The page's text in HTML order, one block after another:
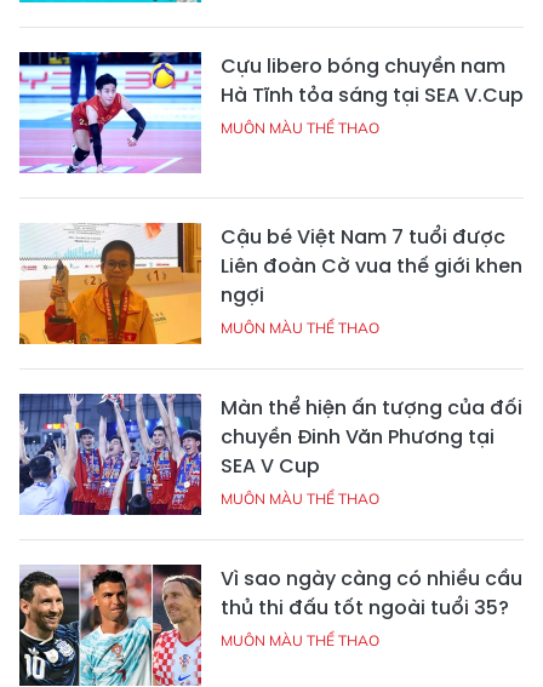
Cựu libero bóng chuyền nam
Hà Tĩnh tỏa sáng tại SEA V.Cup
MUÔN MÀU THỂ THAO
Cậu bé Việt Nam 7 tuổi được
Liên đoàn Cờ vua thế giới khen
ngợi
MUÔN MÀU THỂ THAO
Màn thể hiện ấn tượng của đối
chuyền Đinh Văn Phương tại
SEA V Cup
MUÔN MÀU THỂ THAO
Vì sao ngày càng có nhiều cầu
thủ thi đấu tốt ngoài tuổi 35?
MUÔN MÀU THỂ THAO